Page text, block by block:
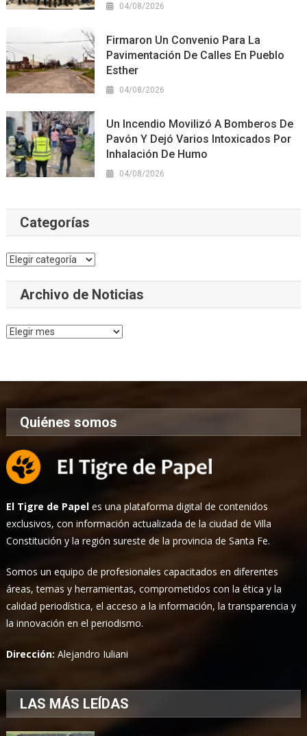
04/08/2026
Firmaron Un Convenio Para La
Pavimentación De Calles En Pueblo
Esther
04/08/2026
Un Incendio Movilizó A Bomberos De
Pavón Y Dejó Varios Intoxicados Por
Inhalación De Humo
04/08/2026
Categorías
Categorías
Archivo de Noticias
Archivo
Quiénes somos
El Tigre de Papel es una plataforma digital de contenidos
exclusivos, con información actualizada de la ciudad de Villa
Constitución y la región sureste de la provincia de Santa Fe.
Somos un equipo de profesionales capacitados en diferentes
áreas, temas y herramientas, comprometidos con la ética y la
calidad periodística, el acceso a la información, la transparencia y
la innovación en el periodismo.
Dirección:Alejandro Iuliani
LAS MÁS LEÍDAS